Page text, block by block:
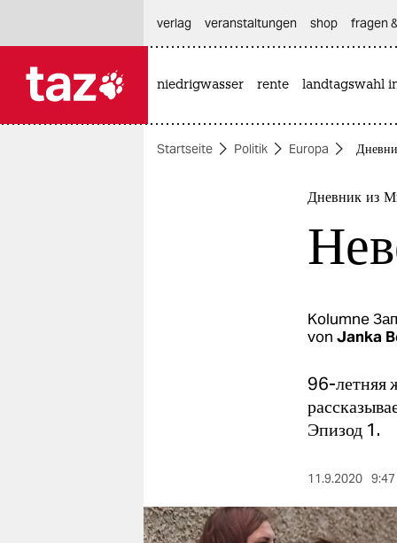
themen
verlag
verlag
veranstaltungen shop fragen
niedrigwasser rente landtagswahl
Startseite Politik Europa
Дневник из
Kolumne
von Janka
96-летняя
Эпизод 1.
11.9.2020